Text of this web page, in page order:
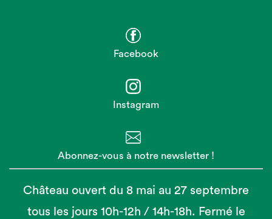
Facebook
Instagram
Abonnez-vous à notre newsletter !
Château ouvert du 8 mai au 27 septembre
tous les jours 10h-12h / 14h-18h. Fermé le